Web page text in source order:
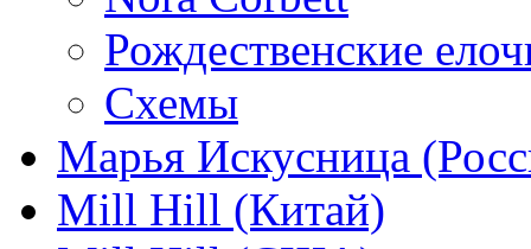
Рождественские
Схемы
Марья Искусница
Mill Hill (Китай)